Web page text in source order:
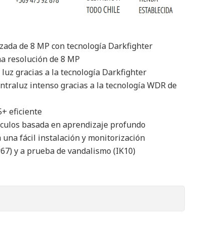
de 8 MP con tecnología Darkfighter
resolución de 8 MP
gracias a la tecnología Darkfighter
intenso gracias a la tecnología WDR de
eficiente
basada en aprendizaje profundo
fácil instalación y monitorización
y a prueba de vandalismo (IK10)